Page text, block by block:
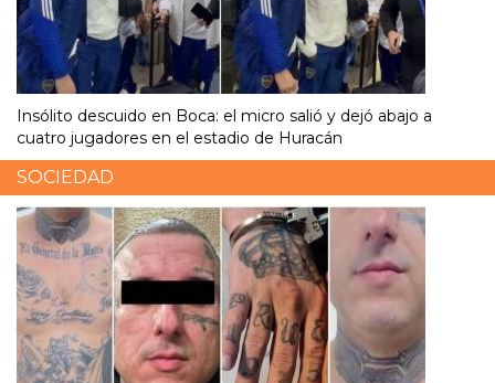
Insólito descuido en Boca: el micro salió y dejó abajo a
cuatro jugadores en el estadio de Huracán
SOCIEDAD